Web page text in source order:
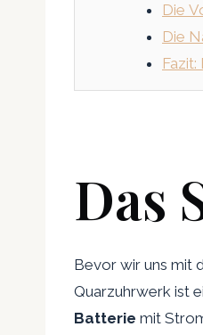
Die
Die
Das
Bevor wir uns mit
Quarzuhrwerk ist
Batterie mit